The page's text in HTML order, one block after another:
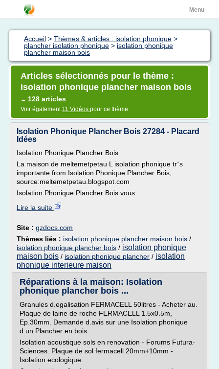
Menu
Accueil > Thèmes & articles : isolation phonique >
plancher isolation phonique > isolation phonique
plancher maison bois
Articles sélectionnés pour le thème :
isolation phonique plancher maison bois
→ 128 articles
Voir également 11 Vidéos pour ce thème
Isolation Phonique Plancher Bois 27284 - Placard
Idées
Isolation Phonique Plancher Bois
La maison de meltemetpetau L isolation phonique tr¨s
importante from Isolation Phonique Plancher Bois,
source:meltemetpetau.blogspot.com
Isolation Phonique Plancher Bois vous...
Lire la suite
Site : gzdocs.com
Thèmes liés : isolation phonique plancher maison bois /
isolation phonique plancher bois / isolation phonique
maison bois / isolation phonique plancher / isolation
phonique interieure maison
Réparations à la maison: Isolation
phonique plancher bois ...
Granules d.egalisation FERMACELL 50litres - Acheter au.
Plaque de laine de roche FERMACELL 1.5x0.5m,
Ep.30mm. Demande d.avis sur une Isolation phonique
d.un Plancher en bois.
Isolation acoustique sols en renovation - Forums Futura-
Sciences. Plaque de sol fermacell 20mm+10mm -
Isolation ecologique.